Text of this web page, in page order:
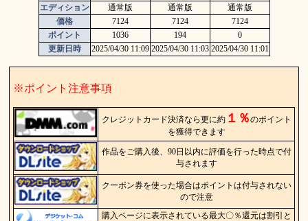
エディション
通常版 通常版
通常版
価格
7124 7124
7124
ポイント
1036 194
0
更新日時
2025/04/30 11:09 2025/04/30 11:03 2025/04/30 11:01
※ポイント注意事項
クレジットカード決済なら更に約１％のポイント
を獲得できます
作品をご購入後、90日以内に評価を行った時点で付
与されます
クーポン券を使った場合はポイントは付与されない
ので注意
購入ページに表示されている最大〇％還元は割引と